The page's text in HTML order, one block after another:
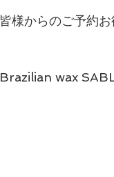
皆様からのご予約
Brazilian wax